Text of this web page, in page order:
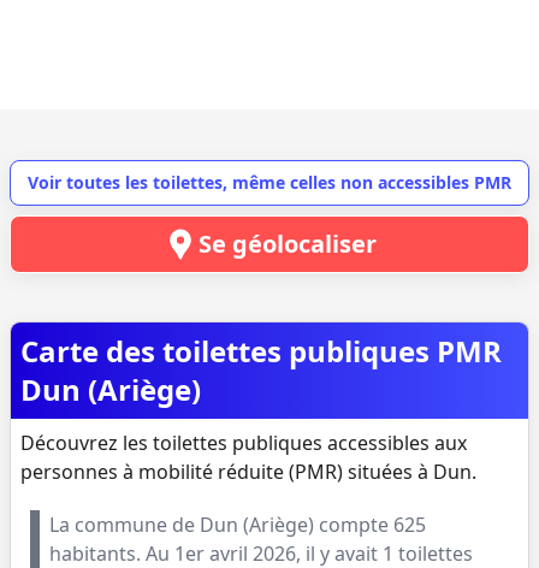
Voir toutes les toilettes, même celles non accessibles PMR
Se géolocaliser
Carte des toilettes publiques PMR
Dun (Ariège)
Découvrez les toilettes publiques accessibles aux
personnes à mobilité réduite (PMR) situées à Dun.
La commune de Dun (Ariège) compte 625
habitants. Au 1er avril 2026, il y avait 1 toilettes